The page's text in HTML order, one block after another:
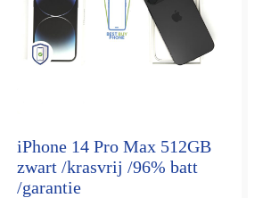
iPhone 14 Pro Max 512GB
zwart /krasvrij /96% batt
/garantie